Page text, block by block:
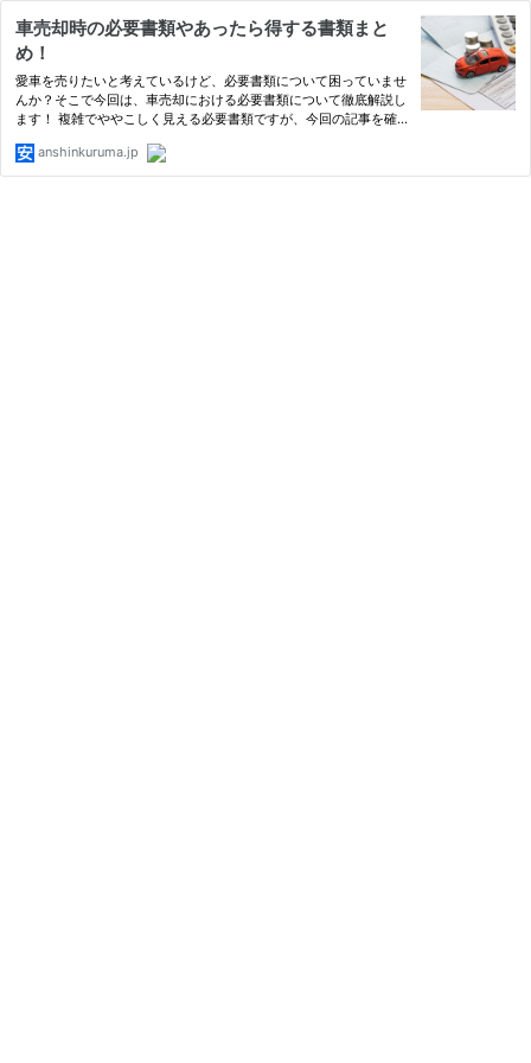
車売却時の必要書類やあったら得する書類まと
め！
愛車を売りたいと考えているけど、必要書類について困っていませ
んか？そこで今回は、車売却における必要書類について徹底解説し
ます！ 複雑でややこしく見える必要書類ですが、今回の記事を確
ックして、スムーズな車売却に役立てましょう！
anshinkuruma.jp